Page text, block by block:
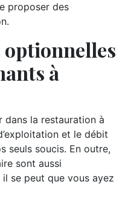
proposer des
à
dans la restauration à
et le débit
seuls soucis. En outre,
sont aussi
se peut que vous ayez